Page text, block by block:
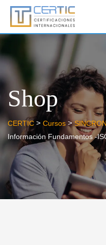
Shop
CERTIC > Cursos >
Información Fundamentos -